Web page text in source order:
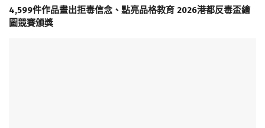
4,599件作品畫出拒毒信念、點亮品格教育 2026港都反毒盃繪
圖競賽頒獎